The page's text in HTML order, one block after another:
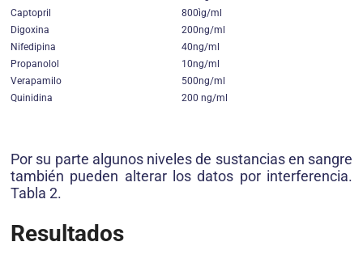
Captopril
Digoxina
Nifedipina
Propanolol
Verapamilo
Quinidina
800ìg/ml
200ng/ml
40ng/ml
10ng/ml
500ng/ml
200 ng/ml
Por su parte algunos niveles de sustancias en sangre
también pueden alterar los datos por interferencia.
Tabla 2.
Resultados